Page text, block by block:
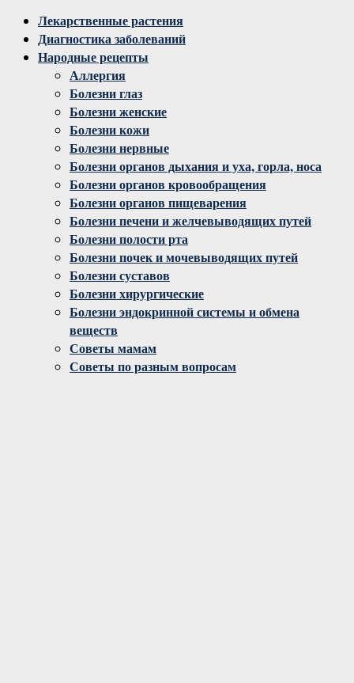
Facebook
Twitter
Instagram
YoutubeЛекарственные растения
Диагностика заболеваний
Народные рецепты
Аллергия
Болезни глаз
Болезни женские
Болезни кожи
Болезни нервные
Болезни органов дыхания и уха, горла, носа
Болезни органов кровообращения
Болезни органов пищеварения
Болезни печени и желчевыводящих путей
Болезни полости рта
Болезни почек и мочевыводящих путей
Болезни суставов
Болезни хирургические
Болезни эндокринной системы и обмена
веществ
Советы мамам
Советы по разным вопросам